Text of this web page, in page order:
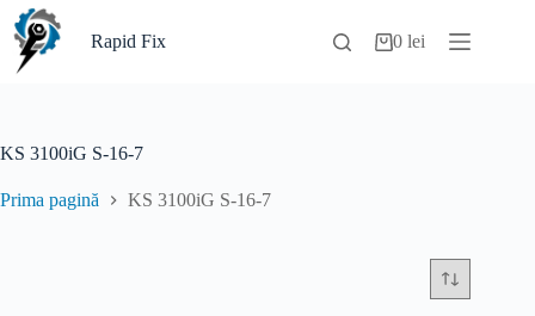
Sari
conținut
Rapid Fix
Coș0lei
KS 3100iG S-16-7
Prima pagină KS 3100iG S-16-7